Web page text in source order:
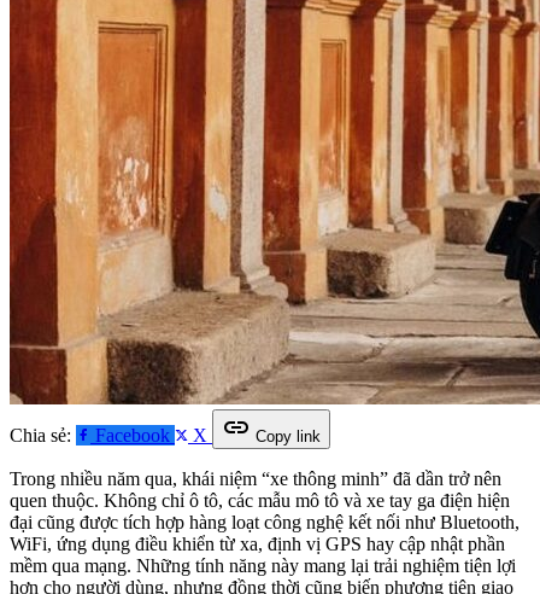
Chia sẻ: Facebook X link Copy link
Trong nhiều năm qua, khái niệm “xe thông minh” đã dần trở nên
quen thuộc. Không chỉ ô tô, các mẫu mô tô và xe tay ga điện hiện
đại cũng được tích hợp hàng loạt công nghệ kết nối như Bluetooth,
WiFi, ứng dụng điều khiển từ xa, định vị GPS hay cập nhật phần
mềm qua mạng. Những tính năng này mang lại trải nghiệm tiện lợi
hơn cho người dùng, nhưng đồng thời cũng biến phương tiện giao